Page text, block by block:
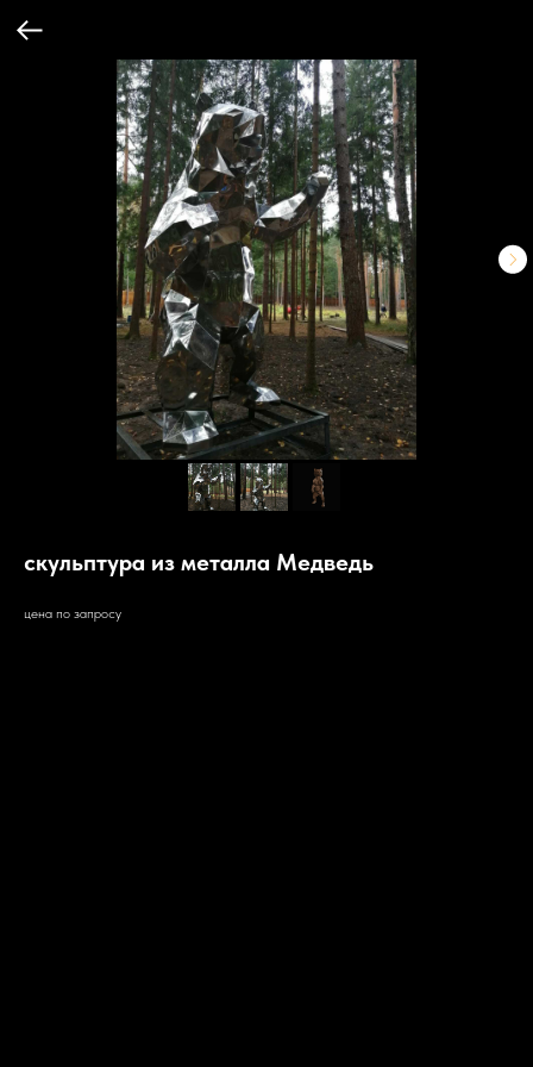
скульптура из металла Медведь
цена по запросу